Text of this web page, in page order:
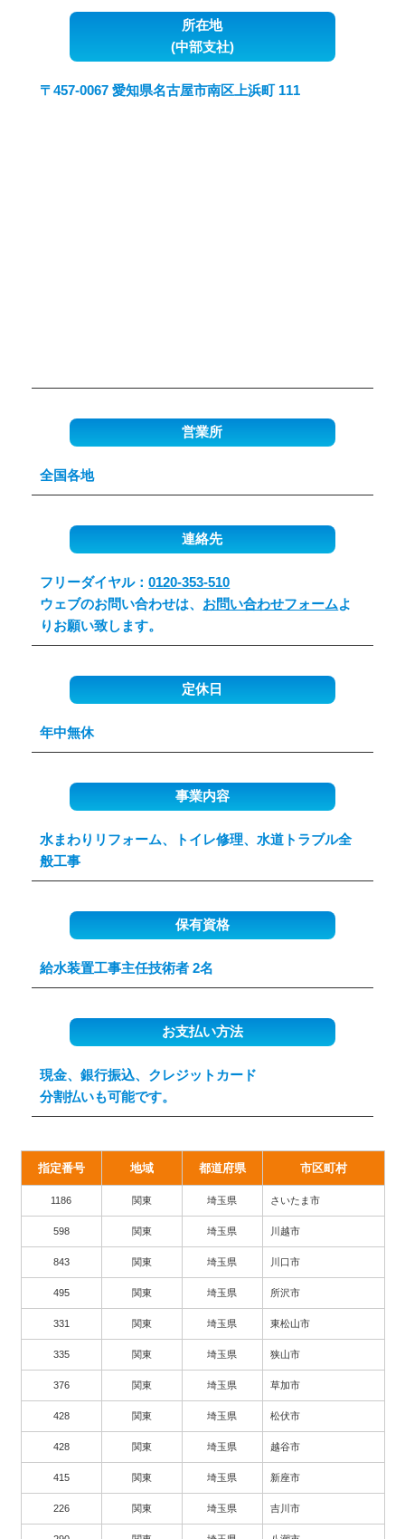
所在地
(中部支社)
〒457-0067 愛知県名古屋市南区上浜町 111
営業所
全国各地
連絡先
フリーダイヤル：0120-353-510
ウェブのお問い合わせは、 お問い合わせフォームよ
りお願い致します。
定休日
年中無休
事業内容
水まわりリフォーム、トイレ修理、水道トラブル全
般工事
保有資格
給水装置工事主任技術者 2名
お支払い方法
現金、銀行振込、クレジットカード
分割払いも可能です。
指定番号 地域 都道府県 市区町村
1186 関東 埼玉県 さいたま市
598 関東 埼玉県 川越市
843 関東 埼玉県 川口市
495 関東 埼玉県 所沢市
331 関東 埼玉県 東松山市
335 関東 埼玉県 狭山市
376 関東 埼玉県 草加市
428 関東 埼玉県 松伏市
428 関東 埼玉県 越谷市
415 関東 埼玉県 新座市
226 関東 埼玉県 吉川市